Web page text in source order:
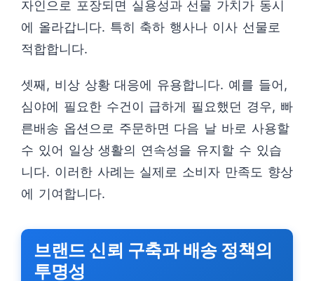
자인으로 포장되면 실용성과 선물 가치가 동시
에 올라갑니다. 특히 축하 행사나 이사 선물로
적합합니다.
셋째, 비상 상황 대응에 유용합니다. 예를 들어,
심야에 필요한 수건이 급하게 필요했던 경우, 빠
른배송 옵션으로 주문하면 다음 날 바로 사용할
수 있어 일상 생활의 연속성을 유지할 수 있습
니다. 이러한 사례는 실제로 소비자 만족도 향상
에 기여합니다.
브랜드 신뢰 구축과 배송 정책의
투명성